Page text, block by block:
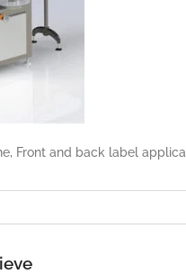
Front and back label